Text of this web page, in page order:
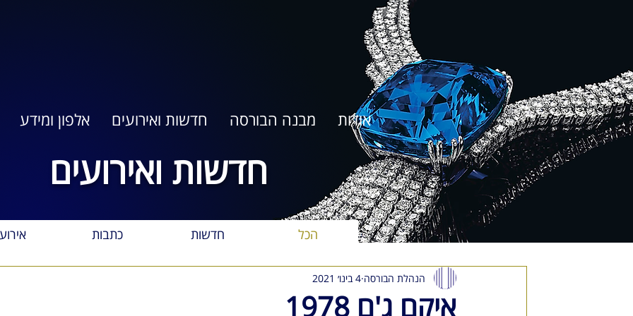
אודות מבנה הבורסה חדשות ואירועים אלפון ומידע
חדשות ואירועים
כתבות חדשות הכל
איקם ג'ם 1978
הנהלת הבורסה 4 בינו׳ 2021